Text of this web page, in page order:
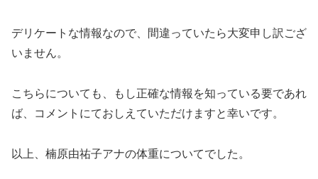
デリケートな情報なので、間違っていたら大変申し訳ござ
いません。
こちらについても、もし正確な情報を知っている要であれ
ば、コメントにておしえていただけますと幸いです。
以上、楠原由祐子アナの体重についてでした。